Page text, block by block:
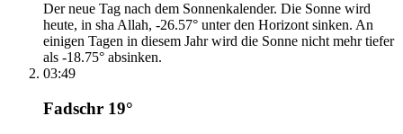
Der neue Tag nach dem Sonnenkalender. Die Sonne wird
heute, in sha Allah, -26.57° unter den Horizont sinken. An
einigen Tagen in diesem Jahr wird die Sonne nicht mehr tiefer
als -18.75° absinken.
03:49
Fadschr 19°